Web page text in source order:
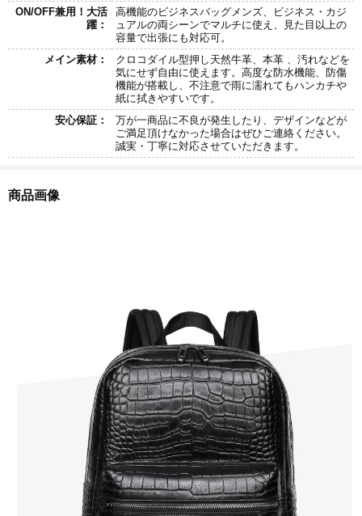
ON/OFF兼用！大活
躍：
高機能のビジネスバッグメンズ、ビジネス・カジ
ュアルの両シーンでマルチに使え、見た目以上の
容量で出張にも対応可。
メイン素材：
クロコダイル型押し天然牛革、本革 、汚れなどを
気にせず自由に使えます。高度な防水機能、防傷
機能が搭載し、不注意で雨に濡れてもハンカチや
紙に拭きやすいです。
安心保証：
万が一商品に不良が発生したり、デザインなどが
ご満足頂けなかった場合はぜひご連絡ください。
誠実・丁寧に対応させていただきます。
商品画像